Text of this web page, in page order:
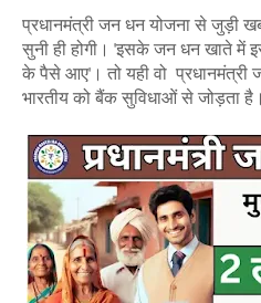
प्रधानमंत्री जन धन योजना से जुड़ी
सुनी ही होगी। 'इसके जन धन खाते में
के पैसे आए'। तो यही वो प्रधानमंत्री
भारतीय को बैंक सुविधाओं से जोड़ता है।